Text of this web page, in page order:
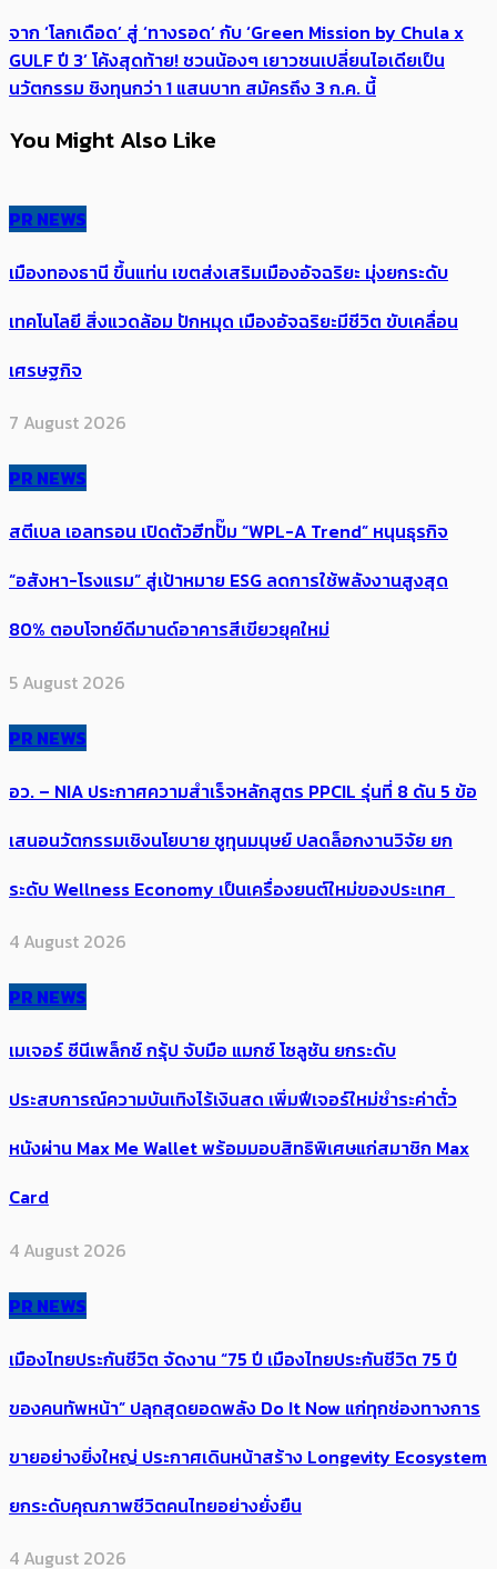
จาก ‘โลกเดือด’ สู่ ‘ทางรอด’ กับ ‘Green Mission by Chula x
GULF ปี 3’ โค้งสุดท้าย! ชวนน้องๆ เยาวชนเปลี่ยนไอเดียเป็น
นวัตกรรม ชิงทุนกว่า 1 แสนบาท สมัครถึง 3 ก.ค. นี้
You Might Also Like
PR NEWS
เมืองทองธานี ขึ้นแท่น เขตส่งเสริมเมืองอัจฉริยะ มุ่งยกระดับ
เทคโนโลยี สิ่งแวดล้อม ปักหมุด เมืองอัจฉริยะมีชีวิต ขับเคลื่อน
เศรษฐกิจ
7 August 2026
PR NEWS
สตีเบล เอลทรอน เปิดตัวฮีทปั๊ม “WPL-A Trend” หนุนธุรกิจ
“อสังหา-โรงแรม” สู่เป้าหมาย ESG ลดการใช้พลังงานสูงสุด
80% ตอบโจทย์ดีมานด์อาคารสีเขียวยุคใหม่
5 August 2026
PR NEWS
อว. – NIA ประกาศความสำเร็จหลักสูตร PPCIL รุ่นที่ 8 ดัน 5 ข้อ
เสนอนวัตกรรมเชิงนโยบาย ชูทุนมนุษย์ ปลดล็อกงานวิจัย ยก
ระดับ Wellness Economy เป็นเครื่องยนต์ใหม่ของประเทศ
4 August 2026
PR NEWS
เมเจอร์ ซีนีเพล็กซ์ กรุ้ป จับมือ แมกซ์ โซลูชัน ยกระดับ
ประสบการณ์ความบันเทิงไร้เงินสด เพิ่มฟีเจอร์ใหม่ชำระค่าตั๋ว
หนังผ่าน Max Me Wallet พร้อมมอบสิทธิพิเศษแก่สมาชิก Max
Card
4 August 2026
PR NEWS
เมืองไทยประกันชีวิต จัดงาน “75 ปี เมืองไทยประกันชีวิต 75 ปี
ของคนทัพหน้า” ปลุกสุดยอดพลัง Do It Now แก่ทุกช่องทางการ
ขายอย่างยิ่งใหญ่ ประกาศเดินหน้าสร้าง Longevity Ecosystem
ยกระดับคุณภาพชีวิตคนไทยอย่างยั่งยืน
4 August 2026